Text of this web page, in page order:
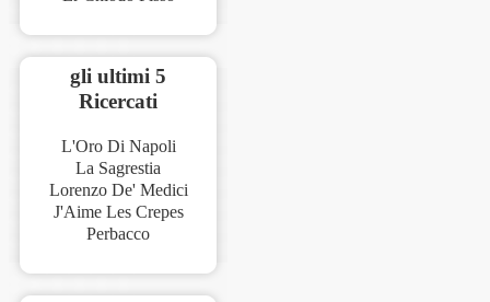
gli ultimi 5
Ricercati
L'Oro Di Napoli
La Sagrestia
Lorenzo De' Medici
J'Aime Les Crepes
Perbacco